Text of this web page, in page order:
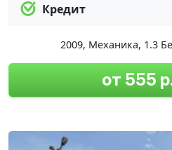
Кредит
2009, Механика, 1.3
от 555